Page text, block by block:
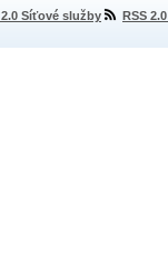
2.0 Síťové služby RSS